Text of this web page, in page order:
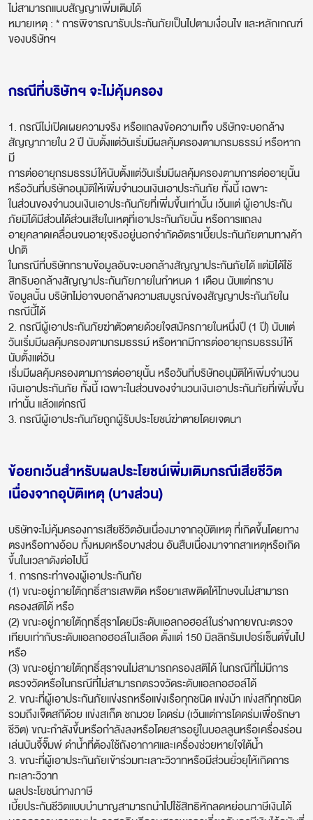
ไม่สามารถแนบสัญญาเพิ่มเติมได้
หมายเหตุ : * การพิจารณารับประกันภัยเป็นไปตามเงื่อนไข และหลักเกณฑ์
ของบริษัทฯ
กรณีที่บริษัทฯ จะไม่คุ้มครอง
1. กรณีไม่เปิดเผยความจริง หรือแถลงข้อความเท็จ บริษัทจะบอกล้าง
สัญญาภายใน 2 ปี นับตั้งแต่วันเริ่มมีผลคุ้มครองตามกรมธรรม์ หรือหาก
มี
การต่ออายุกรมธรรม์ให้นับตั้งแต่วันเริ่มมีผลคุ้มครองตามการต่ออายุนั้น
หรือวันที่บริษัทอนุมัติให้เพิ่มจำนวนเงินเอาประกันภัย ทั้งนี้ เฉพาะ
ในส่วนของจำนวนเงินเอาประกันภัยที่เพิ่มขึ้นเท่านั้น เว้นแต่ ผู้เอาประกัน
ภัยมิได้มีส่วนได้ส่วนเสียในเหตุที่เอาประกันภัยนั้น หรือการแถลง
อายุคลาดเคลื่อนจนอายุจริงอยู่นอกจำกัดอัตราเบี้ยประกันภัยตามทางค้า
ปกติ
ในกรณีที่บริษัททราบข้อมูลอันจะบอกล้างสัญญาประกันภัยได้ แต่มิได้ใช้
สิทธิบอกล้างสัญญาประกันภัยภายในกำหนด 1 เดือน นับแต่ทราบ
ข้อมูลนั้น บริษัทไม่อาจบอกล้างความสมบูรณ์ของสัญญาประกันภัยใน
กรณีนี้ได้
2. กรณีผู้เอาประกันภัยฆ่าตัวตายด้วยใจสมัครภายในหนึ่งปี (1 ปี) นับแต่
วันเริ่มมีผลคุ้มครองตามกรมธรรม์ หรือหากมีการต่ออายุกรมธรรม์ให้
นับตั้งแต่วัน
เริ่มมีผลคุ้มครองตามการต่ออายุนั้น หรือวันที่บริษัทอนุมัติให้เพิ่มจำนวน
เงินเอาประกันภัย ทั้งนี้ เฉพาะในส่วนของจำนวนเงินเอาประกันภัยที่เพิ่มขึ้น
เท่านั้น แล้วแต่กรณี
3. กรณีผู้เอาประกันภัยถูกผู้รับประโยชน์ฆ่าตายโดยเจตนา
ข้อยกเว้นสำหรับผลประโยชน์เพิ่มเติมกรณีเสียชีวิต
เนื่องจากอุบัติเหตุ (บางส่วน)
บริษัทจะไม่คุ้มครองการเสียชีวิตอันเนื่องมาจากอุบัติเหตุ ที่เกิดขึ้นโดยทาง
ตรงหรือทางอ้อม ทั้งหมดหรือบางส่วน อันสืบเนื่องมาจากสาเหตุหรือเกิด
ขึ้นในเวลาดังต่อไปนี้
1. การกระทำของผู้เอาประกันภัย
(1) ขณะอยู่ภายใต้ฤทธิ์สารเสพติด หรือยาเสพติดให้โทษจนไม่สามารถ
ครองสติได้ หรือ
(2) ขณะอยู่ภายใต้ฤทธิ์สุราโดยมีระดับแอลกอฮอล์ในร่างกายขณะตรวจ
เทียบเท่ากับระดับแอลกอฮอล์ในเลือด ตั้งแต่ 150 มิลลิกรัมเปอร์เซ็นต์ขึ้นไป
หรือ
(3) ขณะอยู่ภายใต้ฤทธิ์สุราจนไม่สามารถครองสติได้ ในกรณีที่ไม่มีการ
ตรวจวัดหรือในกรณีที่ไม่สามารถตรวจวัดระดับแอลกอฮอล์ได้
2. ขณะที่ผู้เอาประกันภัยแข่งรถหรือแข่งเรือทุกชนิด แข่งม้า แข่งสกีทุกชนิด
รวมถึงเจ็ตสกีด้วย แข่งสเก็ต ชกมวย โดดร่ม (เว้นแต่การโดดร่มเพื่อรักษา
ชีวิต) ขณะกำลังขึ้นหรือกำลังลงหรือโดยสารอยู่ในบอลลูนหรือเครื่องร่อน
เล่นบันจี้จั๊มพ์ ดำน้ำที่ต้องใช้ถังอากาศและเครื่องช่วยหายใจใต้น้ำ
3. ขณะที่ผู้เอาประกันภัยเข้าร่วมทะเลาะวิวาทหรือมีส่วนยั่วยุให้เกิดการ
ทะเลาะวิวาท
ผลประโยชน์ทางภาษี
เบี้ยประกันชีวิตแบบบำนาญสามารถนำไปใช้สิทธิหักลดหย่อนภาษีเงินได้